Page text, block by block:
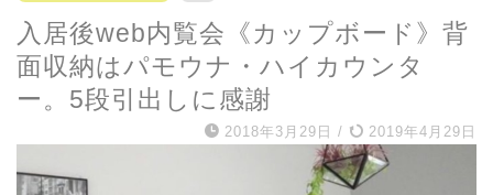
入居後web内覧会《カップボード》背
面収納はパモウナ・ハイカウンタ
ー。5段引出しに感謝
2018年3月29日 / 2019年4月29日